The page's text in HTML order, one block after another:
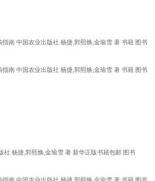
南 中国农业出版社 杨捷,郭熙焕,金瑜雪 著 书籍 图书
南 中国农业出版社 杨捷,郭熙焕,金瑜雪 著 书籍 图书
杨捷,郭熙焕,金瑜雪 著 新华正版书籍包邮 图书